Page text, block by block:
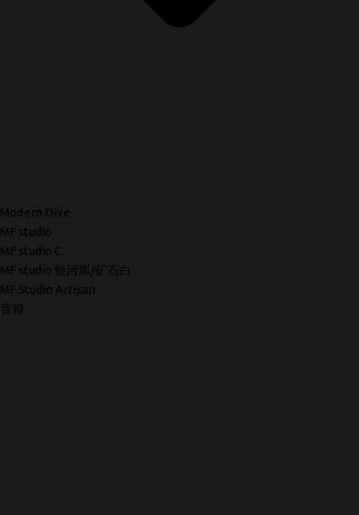
Modern Dive
MF studio
MF studio C
MF studio 银河黑/矿石白
MF Studio Artisan
音箱